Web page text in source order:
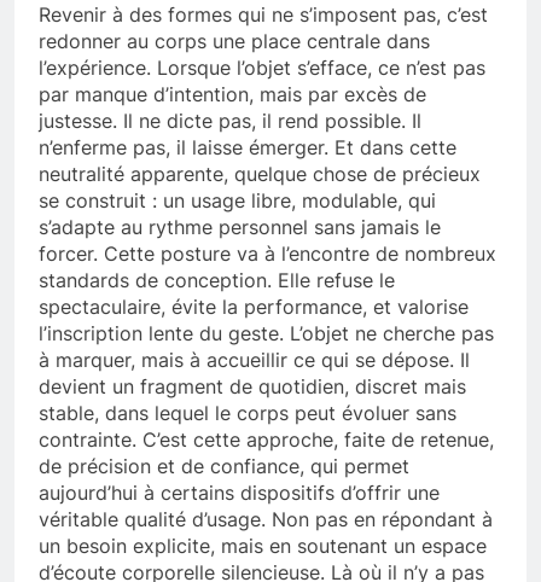
Revenir à des formes qui ne s’imposent pas, c’est
redonner au corps une place centrale dans
l’expérience. Lorsque l’objet s’efface, ce n’est pas
par manque d’intention, mais par excès de
justesse. Il ne dicte pas, il rend possible. Il
n’enferme pas, il laisse émerger. Et dans cette
neutralité apparente, quelque chose de précieux
se construit : un usage libre, modulable, qui
s’adapte au rythme personnel sans jamais le
forcer. Cette posture va à l’encontre de nombreux
standards de conception. Elle refuse le
spectaculaire, évite la performance, et valorise
l’inscription lente du geste. L’objet ne cherche pas
à marquer, mais à accueillir ce qui se dépose. Il
devient un fragment de quotidien, discret mais
stable, dans lequel le corps peut évoluer sans
contrainte. C’est cette approche, faite de retenue,
de précision et de confiance, qui permet
aujourd’hui à certains dispositifs d’offrir une
véritable qualité d’usage. Non pas en répondant à
un besoin explicite, mais en soutenant un espace
d’écoute corporelle silencieuse. Là où il n’y a pas